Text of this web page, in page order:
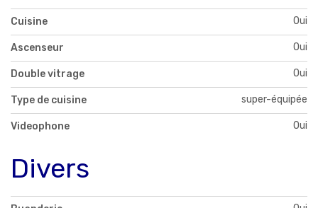
Cuisine Oui
Ascenseur Oui
Double vitrage Oui
Type de cuisine super-équipée
Videophone Oui
Divers